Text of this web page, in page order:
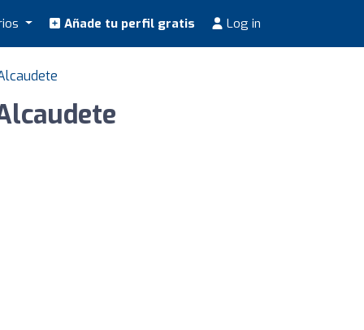
Añade tu perfil gratis Log in